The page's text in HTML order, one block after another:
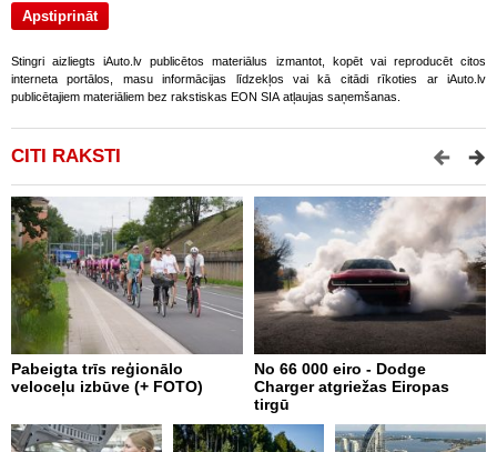
Stingri aizliegts iAuto.lv publicētos materiālus izmantot, kopēt vai reproducēt citos
interneta portālos, masu informācijas līdzekļos vai kā citādi rīkoties ar iAuto.lv
publicētajiem materiāliem bez rakstiskas EON SIA atļaujas saņemšanas.
CITI RAKSTI
Pabeigta trīs reģionālo
veloceļu izbūve (+ FOTO)
No 66 000 eiro - Dodge
Charger atgriežas Eiropas
tirgū